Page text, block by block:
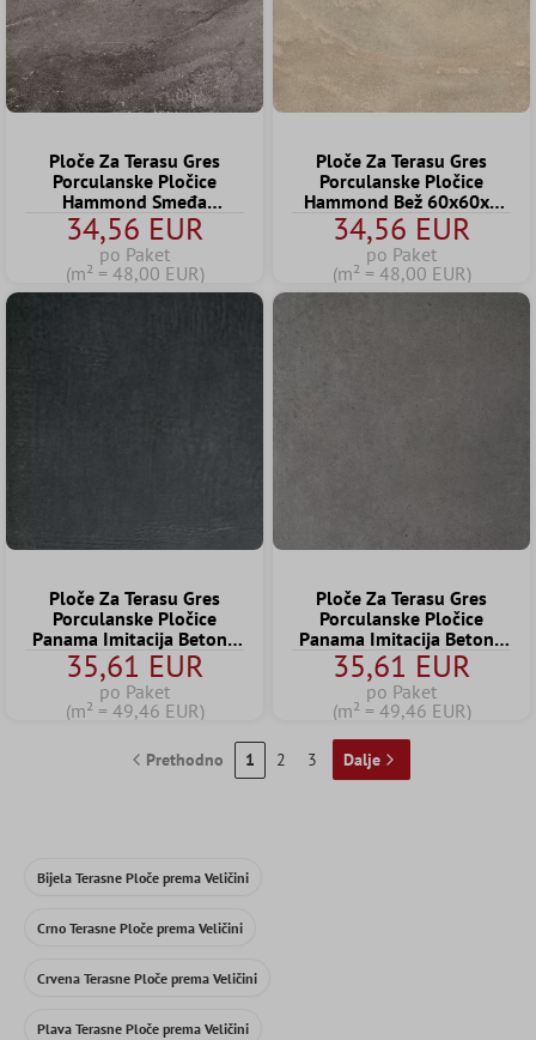
Ploče Za Terasu Gres
Porculanske Pločice
Hammond Smeđa
60x60x2 cm
34,56 EUR
po Paket
(m² = 48,00 EUR)
Ploče Za Terasu Gres
Porculanske Pločice
Hammond Bež 60x60x2
cm
34,56 EUR
po Paket
(m² = 48,00 EUR)
Ploče Za Terasu Gres
Porculanske Pločice
Panama Imitacija Betona
Antracit 60x60x2 cm
35,61 EUR
po Paket
(m² = 49,46 EUR)
Ploče Za Terasu Gres
Porculanske Pločice
Panama Imitacija Betona
Tamnosiva 60x60x2 cm
35,61 EUR
po Paket
(m² = 49,46 EUR)
Prethodno 1 2 3 Dalje
Bijela Terasne Ploče prema Veličini
Crno Terasne Ploče prema Veličini
Crvena Terasne Ploče prema Veličini
Plava Terasne Ploče prema Veličini